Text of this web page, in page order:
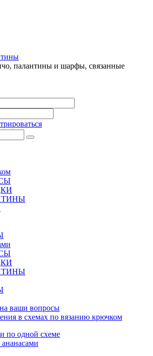
палантины и шарфы, связанные
ваши вопросы
в схемах по вязанию крючком
по одной схеме